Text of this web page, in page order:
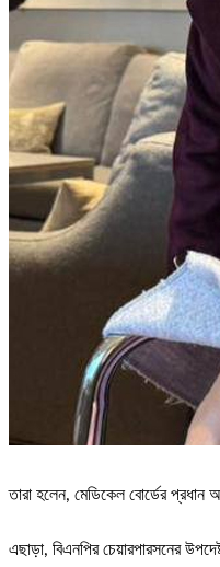
তারা হলেন, মেডিকেল বোর্ডের
এছাড়া, বিএনপির চেয়ারপারসনের